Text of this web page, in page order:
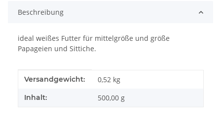
Beschreibung
ideal weißes Futter für mittelgröße und größe
Papageien und Sittiche.
Produkteigenschaft
Wert
Versandgewicht: 0,52 kg
Inhalt: 500,00 g